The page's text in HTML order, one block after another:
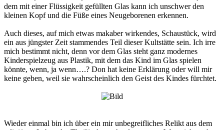
dem mit einer Flüssigkeit gefüllten Glas kann ich unschwer den
kleinen Kopf und die Füße eines Neugeborenen erkennen.
Auch dieses, auf mich etwas makaber wirkendes, Schaustück, wird
ein aus jüngster Zeit stammendes Teil dieser Kultstätte sein. Ich irre
mich bestimmt nicht, denn vor dem Glas steht ganz modernes
Kinderspielzeug aus Plastik, mit dem das Kind im Glas spielen
könnte, wenn, ja wenn….? Don hat keine Erklärung oder will mir
keine geben, weil sie wahrscheinlich den Geist des Kindes fürchtet.
Wieder einmal bin ich über ein mir unbegreifliches Relikt aus dem